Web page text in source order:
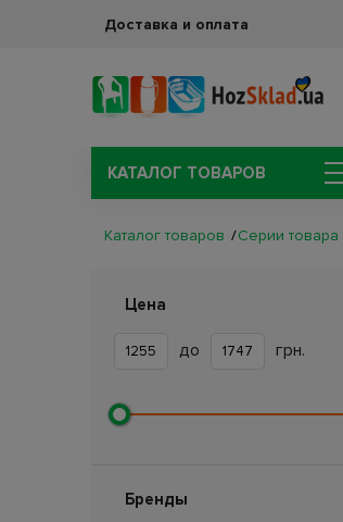
Доставка и оплата
КАТАЛОГ ТОВАРОВ
Каталог товаров Серии товара
Цена
до грн.
Бренды